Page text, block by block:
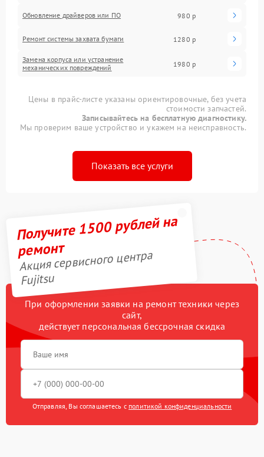
Обновление драйверов или ПО 980 р
Ремонт системы захвата бумаги 1280 р
Замена корпуса или устранение
механических повреждений
1980 р
Цены в прайс-листе указаны ориентировочные, без учета
стоимости запчастей.
Записывайтесь на бесплатную диагностику.
Мы проверим ваше устройство и укажем на неисправность.
Показать все услуги
Получите 1500 рублей на
ремонт
Акция сервисного центра
Fujitsu
При оформлении заявки на ремонт техники через
сайт,
действует персональная бессрочная скидка
Отправляя, Вы соглашаетесь с политикой конфиденциальности